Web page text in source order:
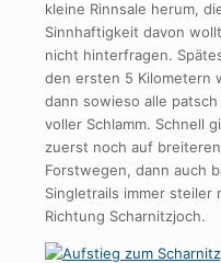
kleine Rinnsale herum,
Sinnhaftigkeit davon
nicht hinterfragen.
den ersten 5 Kilometern
dann sowieso alle patsch
voller Schlamm. Schnell
zuerst noch auf breiteren
Forstwegen, dann auch
Singletrails immer steiler
Richtung Scharnitzjoch.